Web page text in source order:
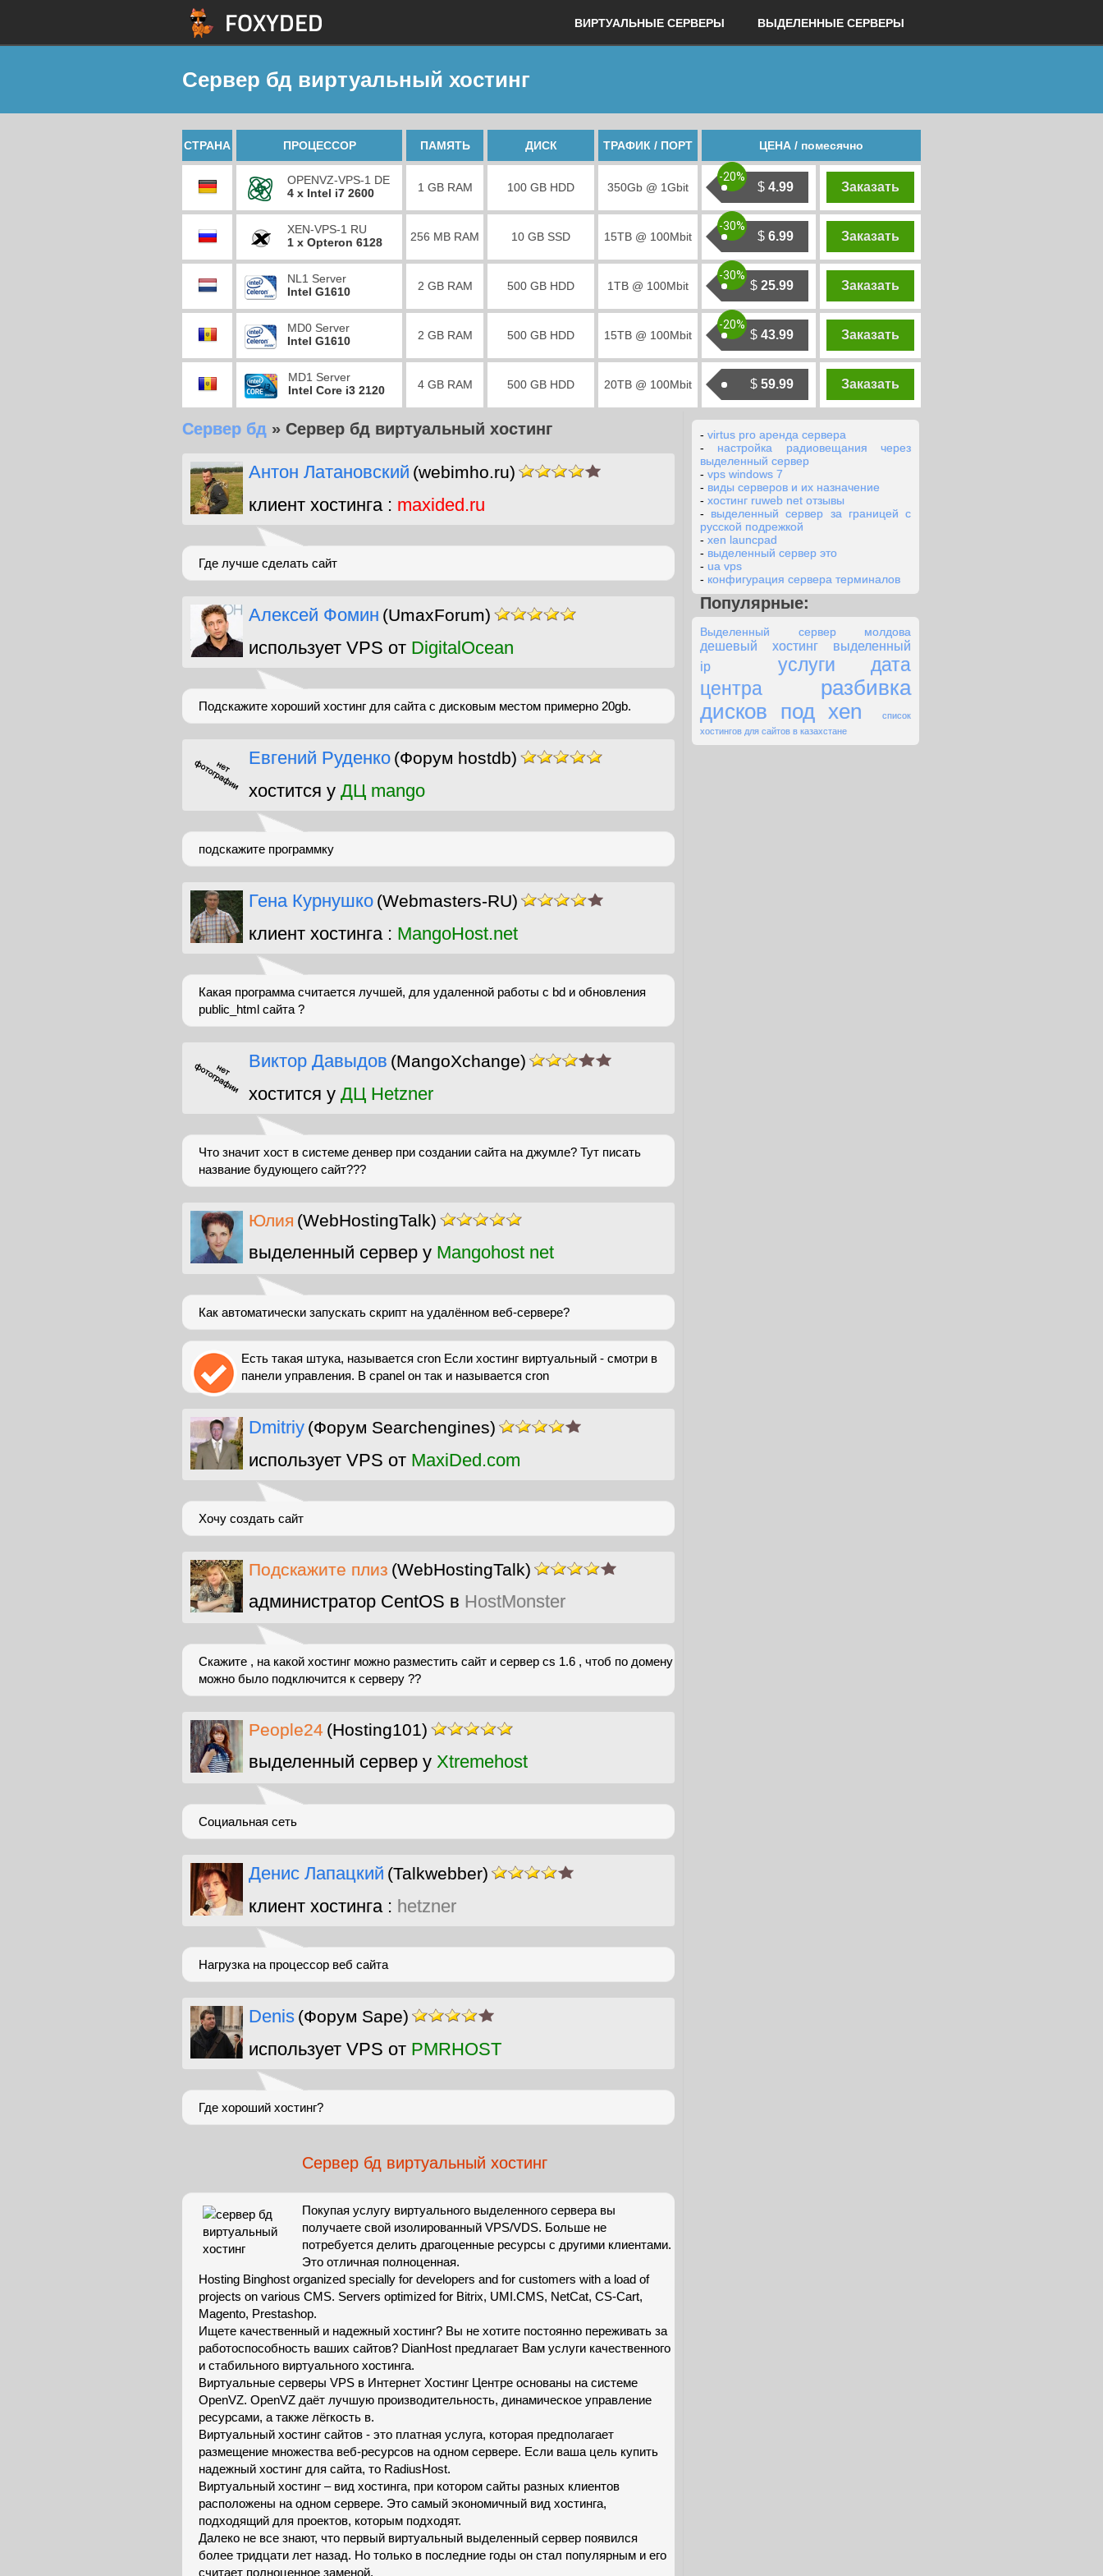
ВИРТУАЛЬНЫЕ СЕРВЕРЫ ВЫДЕЛЕННЫЕ СЕРВЕРЫ
Сервер бд виртуальный хостинг
СТРАНА ПРОЦЕССОР ПАМЯТЬ ДИСК ТРАФИК / ПОРТ ЦЕНА / помесячно
OPENVZ-VPS-1 DE
4 x Intel i7 2600
1 GB RAM 100 GB HDD 350Gb @ 1Gbit $ 4.99
-20%
Заказать
XEN-VPS-1 RU
1 x Opteron 6128
256 MB RAM 10 GB SSD 15TB @ 100Mbit $ 6.99
-30%
Заказать
NL1 Server
Intel G1610
2 GB RAM 500 GB HDD 1TB @ 100Mbit $ 25.99
-30%
Заказать
MD0 Server
Intel G1610
2 GB RAM 500 GB HDD 15TB @ 100Mbit $ 43.99
-20%
Заказать
MD1 Server
Intel Core i3 2120
4 GB RAM 500 GB HDD 20TB @ 100Mbit $ 59.99 Заказать
Сервер бд » Сервер бд виртуальный хостинг
Антон Латановский (webimho.ru)
клиент хостинга : maxided.ru
Где лучше сделать сайт
Алексей Фомин (UmaxForum)
использует VPS от DigitalOcean
Подскажите хороший хостинг для сайта с дисковым местом примерно 20gb.
Евгений Руденко (Форум hostdb)
хостится у ДЦ mango
подскажите программку
Гена Курнушко (Webmasters-RU)
клиент хостинга : MangoHost.net
Какая программа считается лучшей, для удаленной работы с bd и обновления
public_html сайта ?
Виктор Давыдов (MangoXchange)
хостится у ДЦ Hetzner
Что значит хост в системе денвер при создании сайта на джумле? Тут писать
название будующего сайт???
Юлия (WebHostingTalk)
выделенный сервер у Mangohost net
Как автоматически запускать скрипт на удалённом веб-сервере?
Есть такая штука, называется cron Если хостинг виртуальный - смотри в
панели управления. В cpanel он так и называется cron
Dmitriy (Форум Searchengines)
использует VPS от MaxiDed.com
Хочу создать сайт
Подскажите плиз (WebHostingTalk)
администратор CentOS в HostMonster
Скажите , на какой хостинг можно разместить сайт и сервер cs 1.6 , чтоб по домену
можно было подключится к серверу ??
People24 (Hosting101)
выделенный сервер у Xtremehost
Социальная сеть
Денис Лапацкий (Talkwebber)
клиент хостинга : hetzner
Нагрузка на процессор веб сайта
Denis (Форум Sape)
использует VPS от PMRHOST
Где хороший хостинг?
Сервер бд виртуальный хостинг
Покупая услугу виртуального выделенного сервера вы
получаете свой изолированный VPS/VDS. Больше не
потребуется делить драгоценные ресурсы с другими клиентами.
Это отличная полноценная.
Hosting Binghost organized specially for developers and for customers with a load of
projects on various CMS. Servers optimized for Bitrix, UMI.CMS, NetCat, CS-Cart,
Magento, Prestashop.
Ищете качественный и надежный хостинг? Вы не хотите постоянно переживать за
работоспособность ваших сайтов? DianHost предлагает Вам услуги качественного
и стабильного виртуального хостинга.
Виртуальные серверы VPS в Интернет Хостинг Центре основаны на системе
OpenVZ. OpenVZ даёт лучшую производительность, динамическое управление
ресурсами, а также лёгкость в.
Виртуальный хостинг сайтов - это платная услуга, которая предполагает
размещение множества веб-ресурсов на одном сервере. Если ваша цель купить
надежный хостинг для сайта, то RadiusHost.
Виртуальный хостинг – вид хостинга, при котором сайты разных клиентов
расположены на одном сервере. Это самый экономичный вид хостинга,
подходящий для проектов, которым подходят.
Далеко не все знают, что первый виртуальный выделенный сервер появился
более тридцати лет назад. Но только в последние годы он стал популярным и его
считает полноценное заменой.
- virtus pro аренда сервера
- настройка радиовещания через
выделенный сервер
- vps windows 7
- виды серверов и их назначение
- хостинг ruweb net отзывы
- выделенный сервер за границей с
русской подрежкой
- xen launcpad
- выделенный сервер это
- ua vps
- конфигурация сервера терминалов
Популярные:
Выделенный сервер молдова
дешевый хостинг выделенный
ip
услуги дата
центра
разбивка
дисков под xen
список
хостингов для сайтов в казахстане